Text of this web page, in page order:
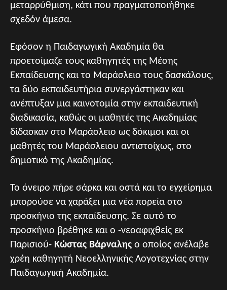
μεταρρύθμιση, κάτι που πραγματοποιήθηκε
σχεδόν άμεσα.
Εφόσον η Παιδαγωγική Ακαδημία θα
προετοίμαζε τους καθηγητές της Μέσης
Εκπαίδευσης και το Μαράσλειο τους δασκάλους,
τα δύο εκπαιδευτήρια συνεργάστηκαν και
ανέπτυξαν μια καινοτομία στην εκπαιδευτική
διαδικασία, καθώς οι μαθητές της Ακαδημίας
δίδασκαν στο Μαράσλειο ως δόκιμοι και οι
μαθητές του Μαράσλειου αντιστοίχως, στο
δημοτικό της Ακαδημίας.
Το όνειρο πήρε σάρκα και οστά και το εγχείρημα
μπορούσε να χαράξει μια νέα πορεία στο
προσκήνιο της εκπαίδευσης. Σε αυτό το
προσκήνιο βρέθηκε και ο -νεοαφιχθείς εκ
Παρισιού- Κώστας Βάρναλης ο οποίος ανέλαβε
χρέη καθηγητή Νεοελληνικής Λογοτεχνίας στην
Παιδαγωγική Ακαδημία.